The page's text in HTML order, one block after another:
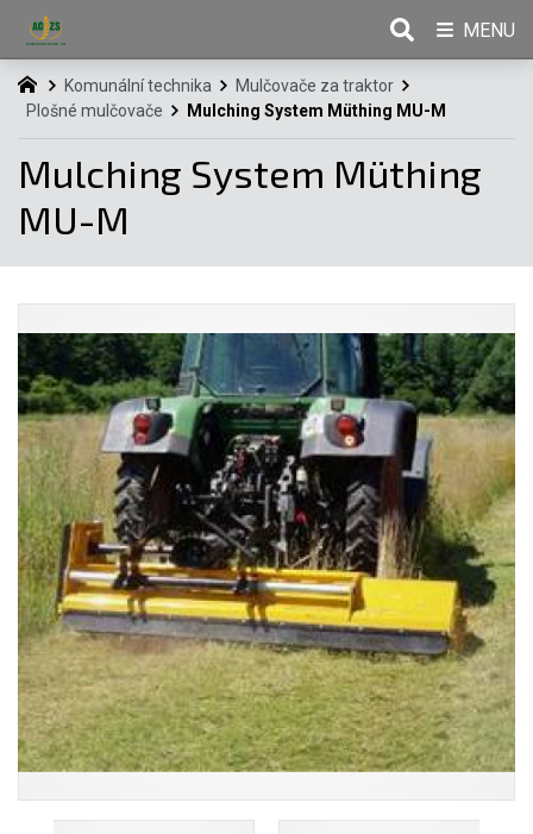
Komunální technika
Mulčovače za traktor
Plošné mulčovače
Mulching System Müthing MU-M
Mulching System Müthing
MU-M
MENU